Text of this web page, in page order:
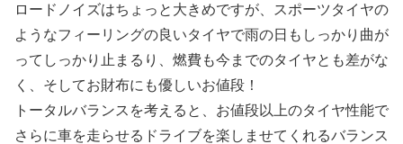
ロードノイズはちょっと大きめですが、スポーツタイヤの
ようなフィーリングの良いタイヤで雨の日もしっかり曲が
ってしっかり止まるり、燃費も今までのタイヤとも差がな
く、そしてお財布にも優しいお値段！
トータルバランスを考えると、お値段以上のタイヤ性能で
さらに車を走らせるドライブを楽しませてくれるバランス